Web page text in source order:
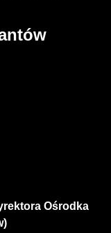
Ośrodka